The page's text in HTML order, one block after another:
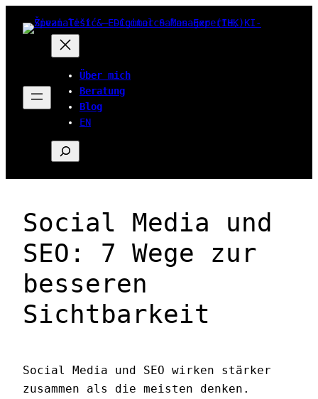
Inhalt
Über mich
Beratung
Blog
EN
Suchen
Social Media und
SEO: 7 Wege zur
besseren
Sichtbarkeit
Social Media und SEO wirken stärker
zusammen als die meisten denken.